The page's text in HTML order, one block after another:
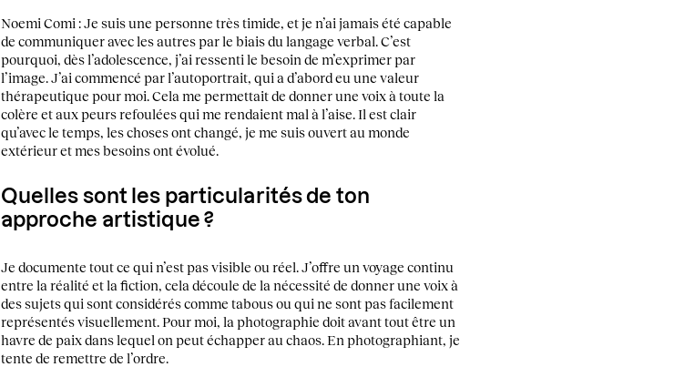
Noemi Comi : Je suis une personne très timide, et je n’ai jamais été capable
de communiquer avec les autres par le biais du langage verbal. C’est
pourquoi, dès l’adolescence, j’ai ressenti le besoin de m’exprimer par
l’image. J’ai commencé par l’autoportrait, qui a d’abord eu une valeur
thérapeutique pour moi. Cela me permettait de donner une voix à toute la
colère et aux peurs refoulées qui me rendaient mal à l’aise. Il est clair
qu’avec le temps, les choses ont changé, je me suis ouvert au monde
extérieur et mes besoins ont évolué.
Quelles sont les particularités de ton
approche artistique ?
Je documente tout ce qui n’est pas visible ou réel. J’offre un voyage continu
entre la réalité et la fiction, cela découle de la nécessité de donner une voix à
des sujets qui sont considérés comme tabous ou qui ne sont pas facilement
représentés visuellement. Pour moi, la photographie doit avant tout être un
havre de paix dans lequel on peut échapper au chaos. En photographiant, je
tente de remettre de l’ordre.